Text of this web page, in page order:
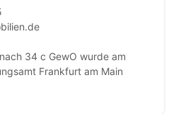
34 c GewO wurde am
Frankfurt am Main